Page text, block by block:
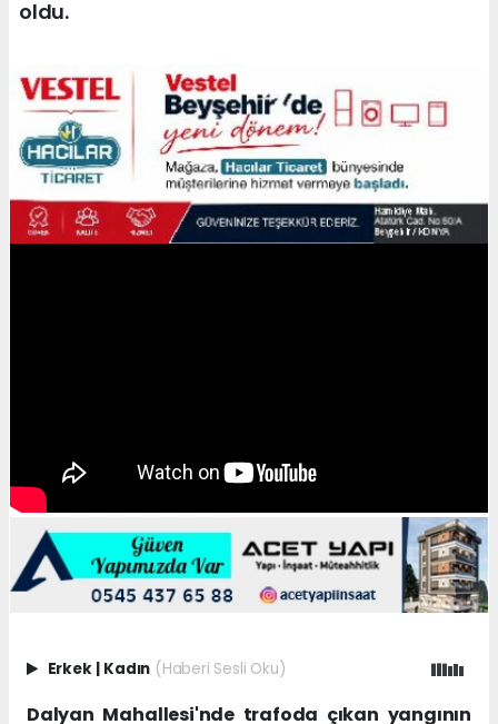
oldu.
Erkek | Kadın (Haberi Sesli Oku)
Dalyan Mahallesi'nde trafoda çıkan yangının